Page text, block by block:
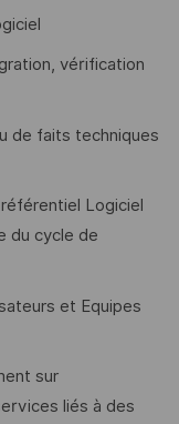
vérification
de faits techniques
Logiciel
du cycle de
et Equipes
sur
liés à des